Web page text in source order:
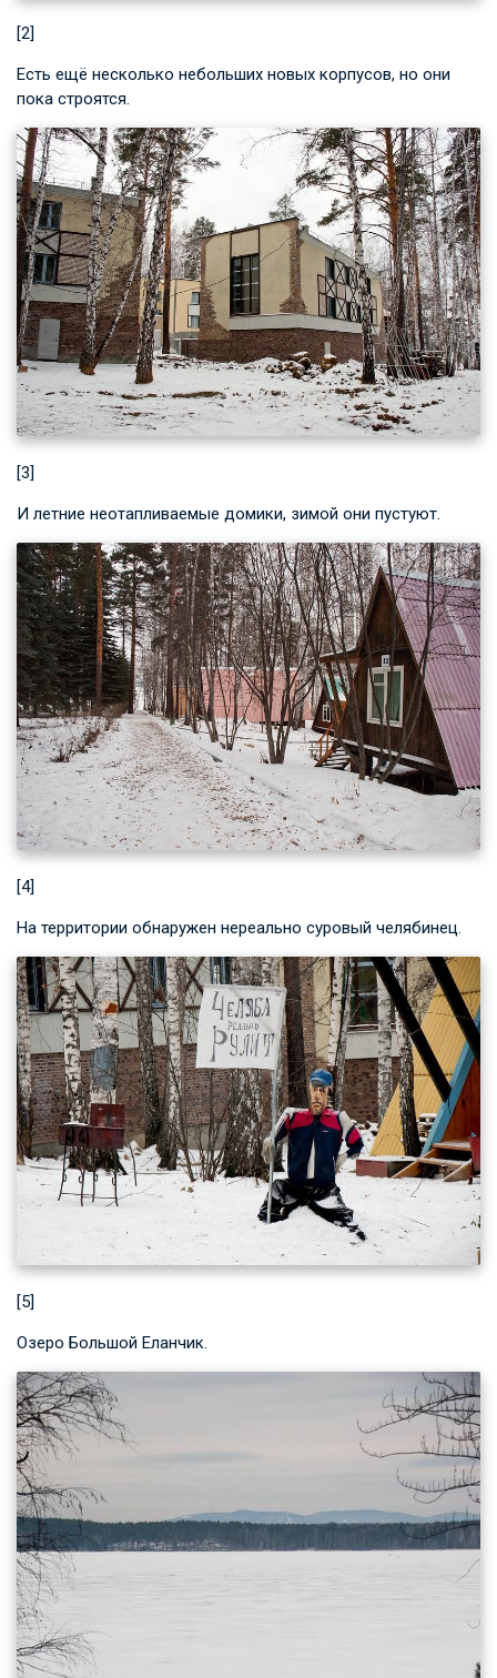
[2]
Есть ещё несколько небольших новых корпусов, но они
пока строятся.
[3]
И летние неотапливаемые домики, зимой они пустуют.
[4]
На территории обнаружен нереально суровый челябинец.
[5]
Озеро Большой Еланчик.